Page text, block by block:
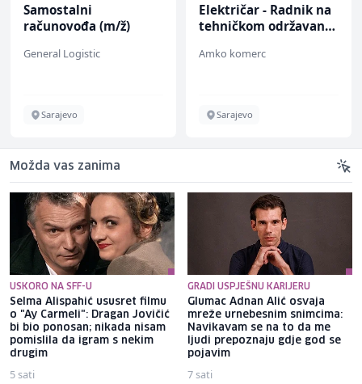
Samostalni
računovođa (m/ž)
General Logistic
Sarajevo
Električar - Radnik na
tehničkom održavanju
Amko komerc
Sarajevo
Možda vas zanima
USKORO NA SFF-U
Selma Alispahić ususret filmu
o "Ay Carmeli": Dragan Jovičić
bi bio ponosan; nikada nisam
pomislila da igram s nekim
drugim
5 sati
GRADI USPJEŠNU KARIJERU
Glumac Adnan Alić osvaja
mreže urnebesnim snimcima:
Navikavam se na to da me
ljudi prepoznaju gdje god se
pojavim
7 sati